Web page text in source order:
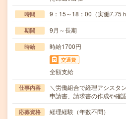
時間 9：15～18：00（実働7.75
期間 9月～長期
時給 時給1700円
交通費
全額支給
仕事内容
＼労働組合で経理アシスタ
申請書、請求書の作成や確
応募資格 経理経験（年数不問）